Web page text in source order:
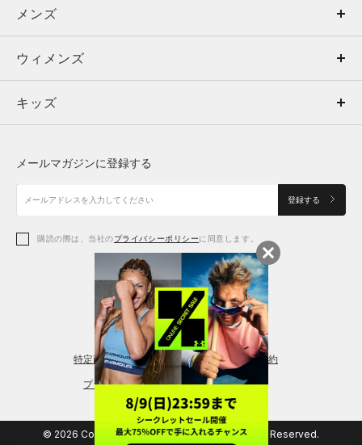
メンズ
ウィメンズ
キッズ
アクセサリー
メンズ
トップス
ボトムス
アクセサリー
ウィメンズ
トップス
シューズ
アクセサリー
レギンス＆タイツ
キッズ
シューズ
メールマガジンに登録する
登録する
購読の際は、当社のプライバシーポリシーに同意します。
特定商取引法に基づく通販の表記 会員規約
プライバシーポリシー
© 2026 Copyright DOME Corporation. All Rights Reserved.